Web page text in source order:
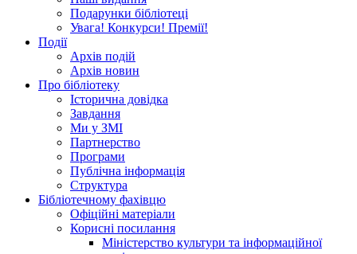
Подарунки бібліотеці
Увага! Конкурси! Премії!
Події
Архів подій
Архів новин
Про бібліотеку
Історична довідка
Завдання
Ми у ЗМІ
Партнерство
Програми
Публічна інформація
Структура
Бібліотечному фахівцю
Офіційні матеріали
Корисні посилання
Міністерство культури та інформаційної